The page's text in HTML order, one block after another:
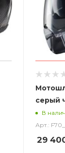
серый
В
Арт.:
29